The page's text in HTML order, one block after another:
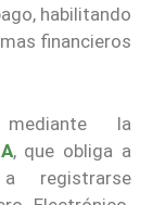
habilitando
financieros
la
, que obliga a
registrarse